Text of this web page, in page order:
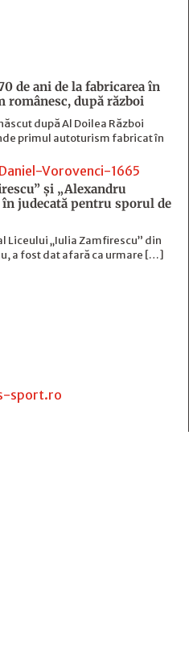
de ani de la fabricarea în
după război
după Al Doilea Război
primul autoturism fabricat în
și „Alexandru
în judecată pentru sporul de
Liceului „Iulia Zamfirescu” din
a fost dat afară ca urmare […]